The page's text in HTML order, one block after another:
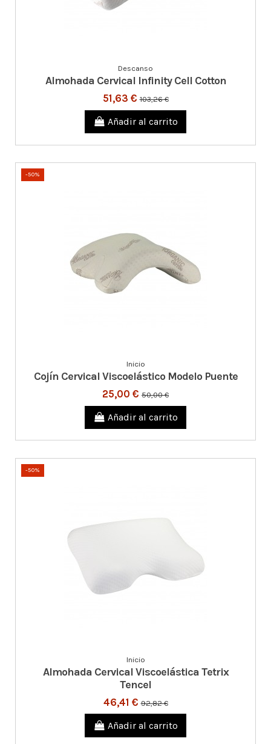
Descanso
Almohada Cervical Infinity Cell Cotton
51,63 €103,26 €
Añadir al carrito
-50%
Inicio
Cojín Cervical Viscoelástico Modelo Puente
25,00 € 50,00 €
Añadir al carrito
-50%
Inicio
Almohada Cervical Viscoelástica Tetrix
Tencel
46,41 €92,82 €
Añadir al carrito